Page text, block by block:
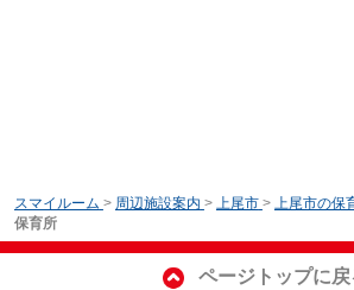
スマイルーム > 周辺施設案内 > 上尾市 > 上尾市の保
保育所
ページトップに戻